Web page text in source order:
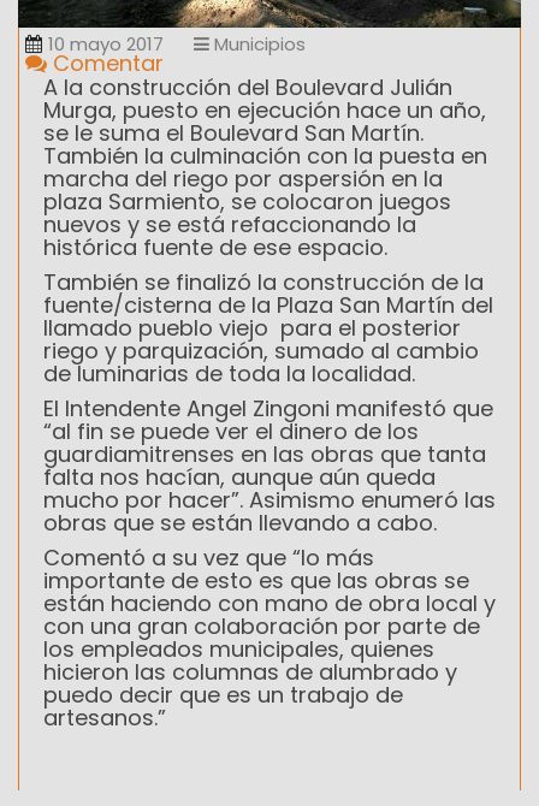
10 mayo 2017 Municipios
Comentar
A la construcción del Boulevard Julián
Murga, puesto en ejecución hace un año,
se le suma el Boulevard San Martín.
También la culminación con la puesta en
marcha del riego por aspersión en la
plaza Sarmiento, se colocaron juegos
nuevos y se está refaccionando la
histórica fuente de ese espacio.
También se finalizó la construcción de la
fuente/cisterna de la Plaza San Martín del
llamado pueblo viejo para el posterior
riego y parquización, sumado al cambio
de luminarias de toda la localidad.
El Intendente Angel Zingoni manifestó que
“al fin se puede ver el dinero de los
guardiamitrenses en las obras que tanta
falta nos hacían, aunque aún queda
mucho por hacer”. Asimismo enumeró las
obras que se están llevando a cabo.
Comentó a su vez que “lo más
importante de esto es que las obras se
están haciendo con mano de obra local y
con una gran colaboración por parte de
los empleados municipales, quienes
hicieron las columnas de alumbrado y
puedo decir que es un trabajo de
artesanos.”